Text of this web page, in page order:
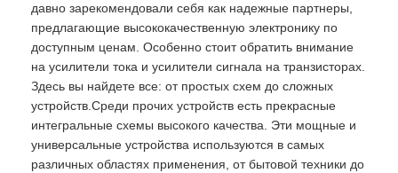
давно зарекомендовали себя как надежные партнеры,
предлагающие высококачественную электронику по
доступным ценам. Особенно стоит обратить внимание
на усилители тока и усилители сигнала на транзисторах.
Здесь вы найдете все: от простых схем до сложных
устройств.Среди прочих устройств есть прекрасные
интегральные схемы высокого качества. Эти мощные и
универсальные устройства используются в самых
различных областях применения, от бытовой техники до